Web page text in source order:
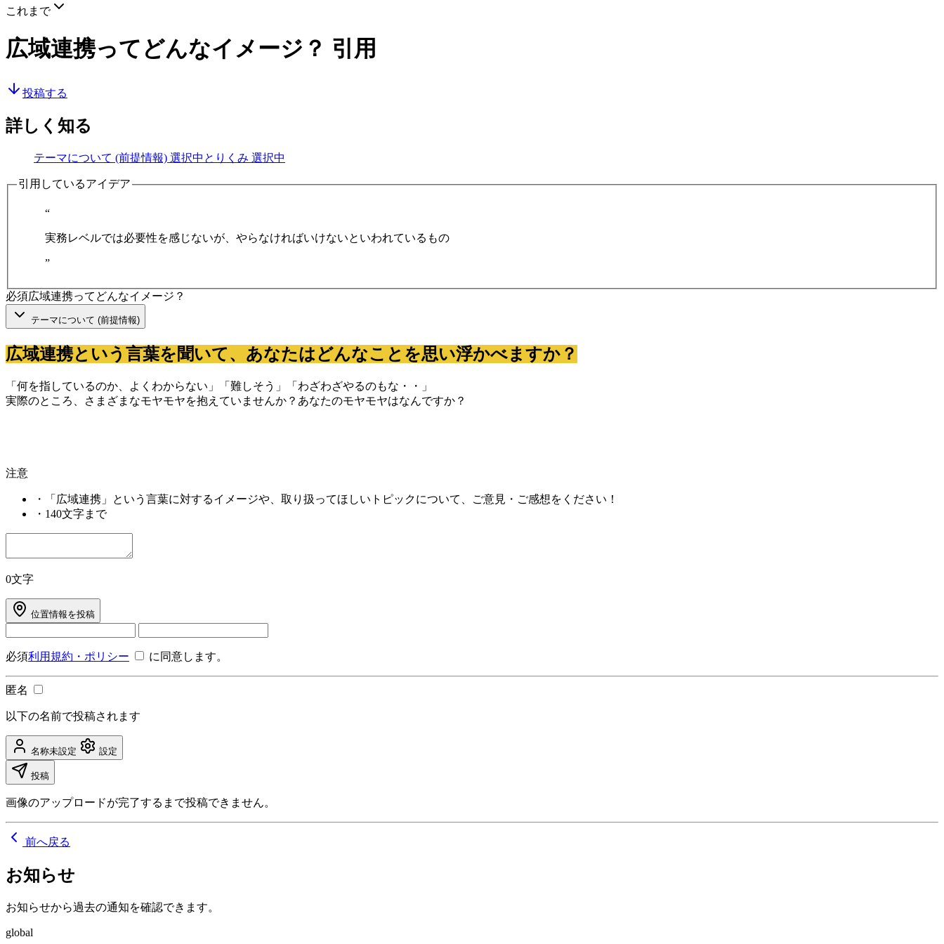
これまで
広域連携ってどんなイメージ？ 引用
投稿する
詳しく知る
テーマについて (前提情報) 選択中 とりくみ 選択中
引用しているアイデア
“
実務レベルでは必要性を感じないが、やらなければいけないといわれているもの
”
必須広域連携ってどんなイメージ？
テーマについて (前提情報)
広域連携という言葉を聞いて、あなたはどんなことを思い浮かべますか？
「何を指しているのか、よくわからない」「難しそう」「わざわざやるのもな・・」
実際のところ、さまざまなモヤモヤを抱えていませんか？あなたのモヤモヤはなんですか？
注意
・
「広域連携」という言葉に対するイメージや、取り扱ってほしいトピックについて、ご意見・ご感想をください！
・ 140文字まで
0文字
位置情報を投稿
必須利用規約・ポリシー に同意します。
匿名
以下の名前で投稿されます
名称未設定 設定
投稿
画像のアップロードが完了するまで投稿できません。
前へ戻る
お知らせ
お知らせから過去の通知を確認できます。
global